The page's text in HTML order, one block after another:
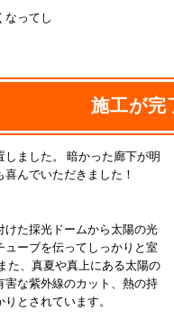
なってし
施工が完
しました。 暗かった廊下が明
んでいただきました！
けた採光ドームから太陽の光
ューブを伝ってしっかりと室
た、真夏や真上にある太陽の
な紫外線のカット、熱の持
とされています。